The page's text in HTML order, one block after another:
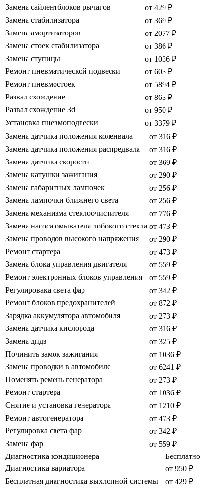
Замена сайлентблоков рычагов
от 429 ₽
Замена стабилизатора
от 369 ₽
Замена амортизаторов
от 2077 ₽
Замена стоек стабилизатора
от 386 ₽
Замена ступицы
от 1036 ₽
Ремонт пневматической подвески
от 603 ₽
Ремонт пневмостоек
от 5894 ₽
Развал схождение
от 863 ₽
Развал схождение 3d
от 950 ₽
Установка пневмоподвески
от 3379 ₽
Замена датчика положения коленвала
от 316 ₽
Замена датчика положения распредвала
от 316 ₽
Замена датчика скорости
от 369 ₽
Замена катушки зажигания
от 290 ₽
Замена габаритных лампочек
от 256 ₽
Замена лампочки ближнего света
от 256 ₽
Замена механизма стеклоочистителя
от 776 ₽
Замена насоса омывателя лобового стекла от 473 ₽
Замена проводов высокого напряжения
от 290 ₽
Ремонт стартера
от 473 ₽
Замена блока управления двигателя
от 559 ₽
Ремонт электронных блоков управления
от 559 ₽
Регулировака света фар
от 342 ₽
Ремонт блоков предохранителей
от 872 ₽
Зарядка аккумулятора автомобиля
от 273 ₽
Замена датчика кислорода
от 316 ₽
Замена дпдз
от 325 ₽
Починить замок зажигания
от 1036 ₽
Замена проводки в автомобиле
от 6241 ₽
Поменять ремень генератора
от 273 ₽
Ремонт стартера
от 1036 ₽
Снятие и установка генератора
от 1210 ₽
Ремонт автогенератора
от 473 ₽
Регулировка света фар
от 342 ₽
Замена фар
от 559 ₽
Диагностика кондиционера
Бесплатно
Диагностика вариатора
от 950 ₽
Бесплатная диагностика выхлопной системы
от 429 ₽